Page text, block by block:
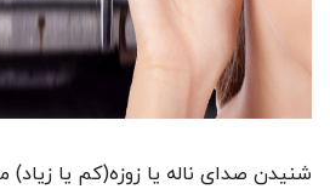
شنیدن صدای ناله یا زوزه(کم یا